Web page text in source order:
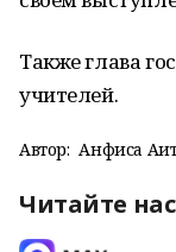
Также глава
учителей.
Автор: Анфиса
Читайте нас